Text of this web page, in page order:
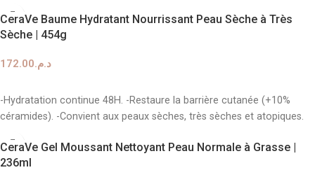
CeraVe Baume Hydratant Nourrissant Peau Sèche à Très
Sèche | 454g
د.م.172.00
-Hydratation continue 48H. -Restaure la barrière cutanée (+10%
céramides). -Convient aux peaux sèches, très sèches et atopiques.
CeraVe Gel Moussant Nettoyant Peau Normale à Grasse |
236ml